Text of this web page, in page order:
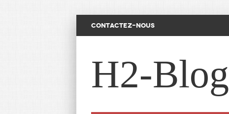
CONTACTEZ-NOUS
H2-Blog